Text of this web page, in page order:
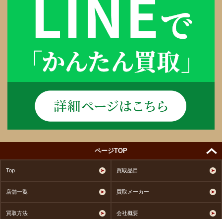
ページTOP
Top 買取品目
店舗一覧 買取メーカー
買取方法 会社概要